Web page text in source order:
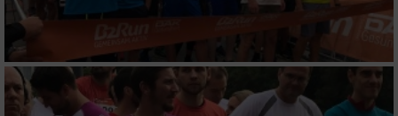
Erstellung von Profilen für personalisierte
Verwendung von Profilen zur Auswahl
personalisierter Werbung